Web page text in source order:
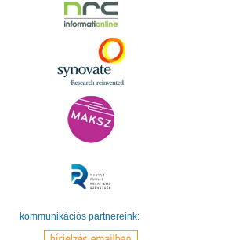
kommunikációs partnereink: